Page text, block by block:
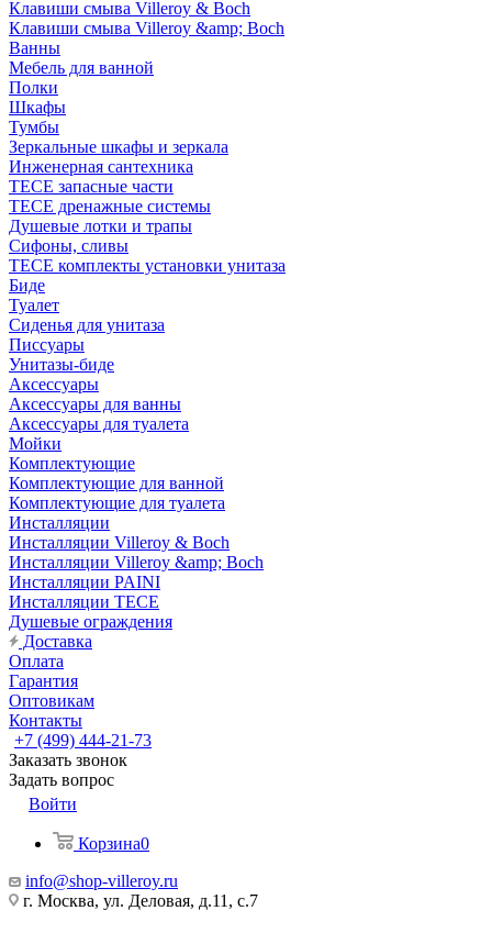
Клавиши смыва Villeroy & Boch
Клавиши смыва Villeroy &amp; Boch
Ванны
Мебель для ванной
Полки
Шкафы
Тумбы
Зеркальные шкафы и зеркала
Инженерная сантехника
TECE запасные части
TECE дренажные системы
Душевые лотки и трапы
Сифоны, сливы
TECE комплекты установки унитаза
Биде
Туалет
Сиденья для унитаза
Писсуары
Унитазы-биде
Аксессуары
Аксессуары для ванны
Аксессуары для туалета
Мойки
Комплектующие
Комплектующие для ванной
Комплектующие для туалета
Инсталляции
Инсталляции Villeroy & Boch
Инсталляции Villeroy &amp; Boch
Инсталляции PAINI
Инсталляции TECE
Душевые ограждения
Доставка
Оплата
Гарантия
Оптовикам
Контакты
+7 (499) 444-21-73
Заказать звонок
Задать вопрос
Войти
Корзина0
info@shop-villeroy.ru
г. Москва, ул. Деловая, д.11, с.7